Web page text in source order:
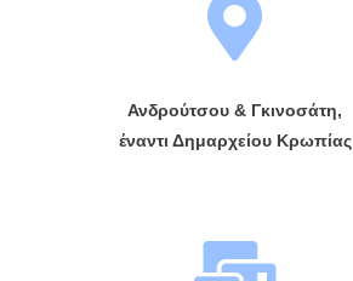
Ανδρούτσου & Γκινοσάτη,
έναντι Δημαρχείου Κρωπίας